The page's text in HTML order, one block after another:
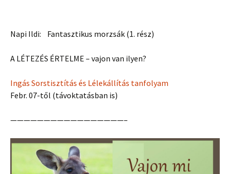
Napi Ildi: Fantasztikus morzsák (1. rész)
A LÉTEZÉS ÉRTELME – vajon van ilyen?
Ingás Sorstisztítás és Lélekállítás tanfolyam
Febr. 07-től (távoktatásban is)
—————————————————–